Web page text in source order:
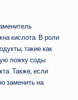
кислота. В роли
такие как
ложку соды
Также, если
заменить на